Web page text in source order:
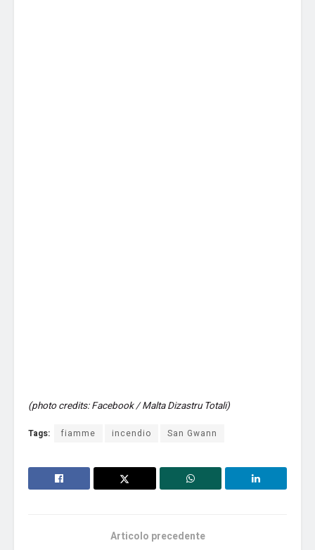
(photo credits: Facebook / Malta Dizastru Totali)
Tags: fiamme incendio San Gwann
Articolo precedente